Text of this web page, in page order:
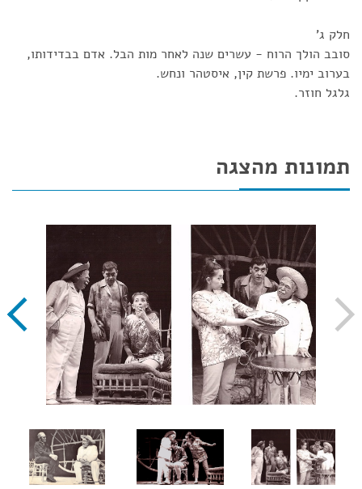
חלק ג'
סובב הולך הרוח - עשרים שנה לאחר מות הבל. אדם בבדידותו,
בערוב ימיו. פרשת קין, איסטהר ונחש.
גלגל חוזר.
תמונות מהצגה